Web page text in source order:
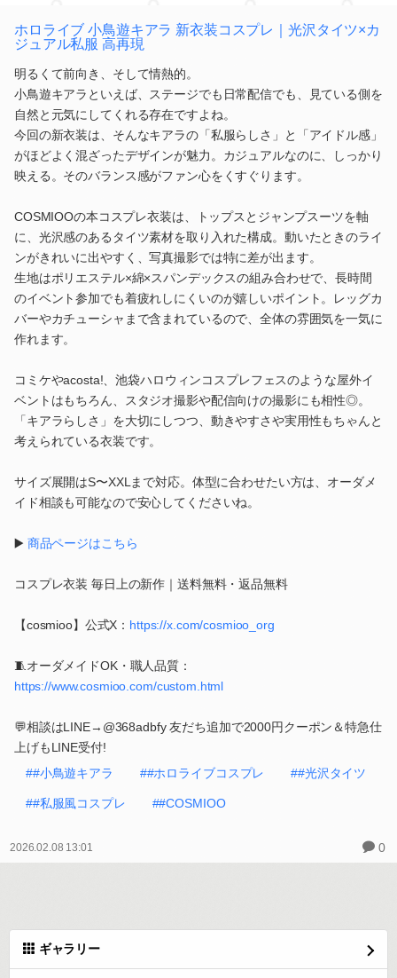
ホロライブ 小鳥遊キアラ 新衣装コスプレ｜光沢タイツ×カ
ジュアル私服 高再現
明るくて前向き、そして情熱的。
小鳥遊キアラといえば、ステージでも日常配信でも、見ている側を
自然と元気にしてくれる存在ですよね。
今回の新衣装は、そんなキアラの「私服らしさ」と「アイドル感」
がほどよく混ざったデザインが魅力。カジュアルなのに、しっかり
映える。そのバランス感がファン心をくすぐります。
COSMIOOの本コスプレ衣装は、トップスとジャンプスーツを軸
に、光沢感のあるタイツ素材を取り入れた構成。動いたときのライ
ンがきれいに出やすく、写真撮影では特に差が出ます。
生地はポリエステル×綿×スパンデックスの組み合わせで、長時間
のイベント参加でも着疲れしにくいのが嬉しいポイント。レッグカ
バーやカチューシャまで含まれているので、全体の雰囲気を一気に
作れます。
コミケやacosta!、池袋ハロウィンコスプレフェスのような屋外イ
ベントはもちろん、スタジオ撮影や配信向けの撮影にも相性◎。
「キアラらしさ」を大切にしつつ、動きやすさや実用性もちゃんと
考えられている衣装です。
サイズ展開はS〜XXLまで対応。体型に合わせたい方は、オーダメ
イド相談も可能なので安心してくださいね。
▶️ 商品ページはこちら
コスプレ衣装 毎日上の新作｜送料無料・返品無料
【cosmioo】公式X： https://x.com/cosmioo_org
🧵オーダメイドOK・職人品質：
https://www.cosmioo.com/custom.html
💬相談はLINE→@368adbfy 友だち追加で2000円クーポン＆特急仕
上げもLINE受付!
##小鳥遊キアラ
##ホロライブコスプレ ##光沢タイツ
##私服風コスプレ ##COSMIOO
2026.02.08 13:01 0
ギャラリー